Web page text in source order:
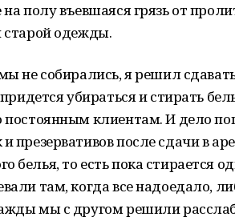
полу въевшаяся грязь от
старой одежды.
не собирались, я решил
убираться и стирать
постоянным клиентам. И дело
презервативов после сдачи в
то есть пока стирается
там, когда все надоедало,
мы с другом решили